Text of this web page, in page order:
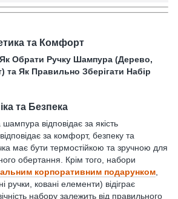
та Комфорт
Обрати Ручку Шампура (Дерево,
та Як Правильно Зберігати Набір
та Безпека
відповідає за якість
за комфорт, безпеку та
має бути термостійкою та зручною для
обертання. Крім того, набори
корпоративним подарунком
ручки, ковані елементи) відіграє
набору залежить від правильного